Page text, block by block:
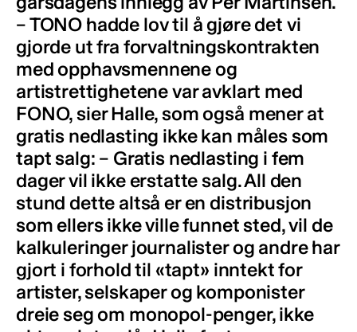
– TONO hadde lov til å gjøre det vi
gjorde ut fra forvaltningskontrakten
med opphavsmennene og
artistrettighetene var avklart med
FONO, sier Halle, som også mener at
gratis nedlasting ikke kan måles som
tapt salg: – Gratis nedlasting i fem
dager vil ikke erstatte salg. All den
stund dette altså er en distribusjon
som ellers ikke ville funnet sted, vil de
kalkuleringer journalister og andre har
gjort i forhold til «tapt» inntekt for
artister, selskaper og komponister
dreie seg om monopol-penger, ikke